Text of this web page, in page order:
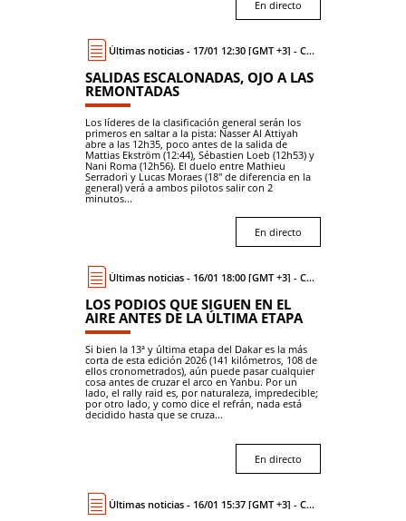
En directo
Últimas noticias - 17/01 12:30 [GMT +3] - Coche
SALIDAS ESCALONADAS, OJO A LAS
REMONTADAS
Los líderes de la clasificación general serán los
primeros en saltar a la pista: Nasser Al Attiyah
abre a las 12h35, poco antes de la salida de
Mattias Ekström (12:44), Sébastien Loeb (12h53) y
Nani Roma (12h56). El duelo entre Mathieu
Serradori y Lucas Moraes (18'' de diferencia en la
general) verá a ambos pilotos salir con 2
minutos...
En directo
Últimas noticias - 16/01 18:00 [GMT +3] - Coche
LOS PODIOS QUE SIGUEN EN EL
AIRE ANTES DE LA ÚLTIMA ETAPA
Si bien la 13ª y última etapa del Dakar es la más
corta de esta edición 2026 (141 kilómetros, 108 de
ellos cronometrados), aún puede pasar cualquier
cosa antes de cruzar el arco en Yanbu. Por un
lado, el rally raid es, por naturaleza, impredecible;
por otro lado, y como dice el refrán, nada está
decidido hasta que se cruza...
En directo
Últimas noticias - 16/01 15:37 [GMT +3] - Coche